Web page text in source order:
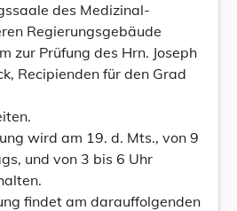
des Medizinal-
Regierungsgebäude
zur Prüfung des Hrn. Joseph
Recipienden für den Grad
wird am 19. d. Mts., von 9
und von 3 bis 6 Uhr
findet am darauffolgenden